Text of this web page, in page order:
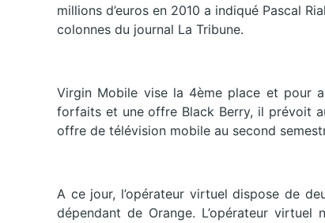
millions d’euros en 2010 a indiqué Pascal
colonnes du journal La Tribune.
Virgin Mobile vise la 4ème place et pour
forfaits et une offre Black Berry, il prévoit
offre de télévision mobile au second
A ce jour, l’opérateur virtuel dispose de
dépendant de Orange. L’opérateur